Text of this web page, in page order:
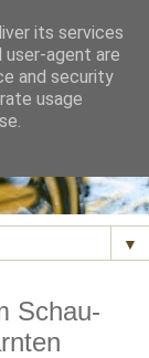
▼
Schau-
its services
user-agent are
and security
usage